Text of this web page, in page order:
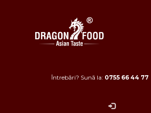
Întrebări? Sună la: 0755 66 44 77